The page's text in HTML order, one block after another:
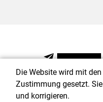
NEWSLETTER
Die Website wird mit
Zustimmung gesetzt.
und korrigieren.